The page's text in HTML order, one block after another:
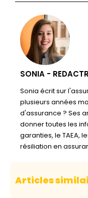
SONIA -
Sonia écrit sur
plusieurs années
d'assurance ? Ses
donner toutes les
garanties, le TAEA,
résiliation en
Articles